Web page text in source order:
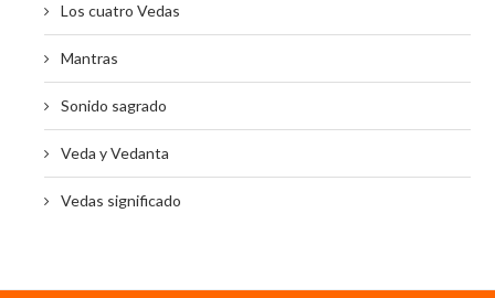
Los cuatro Vedas
Mantras
Sonido sagrado
Veda y Vedanta
Vedas significado